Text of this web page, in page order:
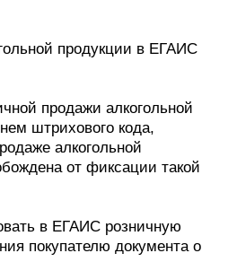
продукции в ЕГАИС
продажи алкогольной
штрихового кода,
алкогольной
от фиксации такой
в ЕГАИС розничную
покупателю документа о